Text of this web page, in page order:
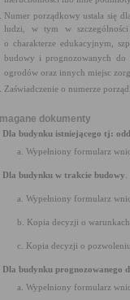
Numer porządkowy ustala się
ludzi, w tym w
o charakterze edukacyjnym,
budowy i prognozowanych do
ogrodów oraz innych miejsc
Zaświadczenie o numerze
dokumenty
Dla budynku istniejącego tj:
a. Wypełniony formularz
Dla budynku w trakcie budowy
a. Wypełniony formularz
b. Kopia decyzji o
c. Kopia decyzji o
Dla budynku prognozowanego
a. Wypełniony formularz